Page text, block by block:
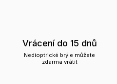
Vrácení do 15 dnů
Nedioptrické brýle můžete
zdarma vrátit